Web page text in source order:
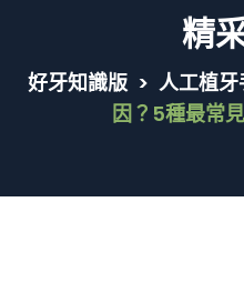
精
好牙知識版 > 人工植牙
因？5種最常